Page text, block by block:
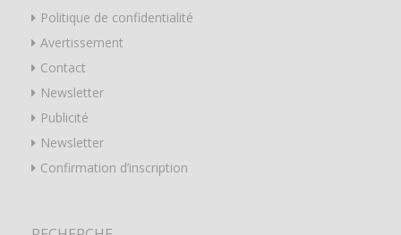
Politique de confidentialité
Avertissement
Contact
Newsletter
Publicité
Newsletter
Confirmation d’inscription